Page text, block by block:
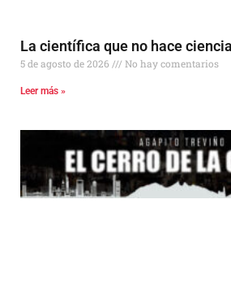
La científica que no hace ciencia
5 de agosto de 2026 No hay comentarios
Leer más »